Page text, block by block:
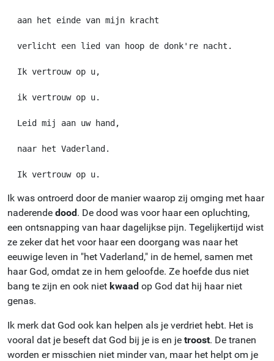
  aan het einde van mijn kracht
  verlicht een lied van hoop de donk're nacht.
  Ik vertrouw op u,
  ik vertrouw op u.
  Leid mij aan uw hand,
  naar het Vaderland.
Ik was ontroerd door de manier waarop zij omging met haar
naderende dood. De dood was voor haar een opluchting,
een ontsnapping van haar dagelijkse pijn. Tegelijkertijd wist
ze zeker dat het voor haar een doorgang was naar het
eeuwige leven in "het Vaderland," in de hemel, samen met
haar God, omdat ze in hem geloofde. Ze hoefde dus niet
bang te zijn en ook niet kwaad op God dat hij haar niet
genas.
Ik merk dat God ook kan helpen als je verdriet hebt. Het is
vooral dat je beseft dat God bij je is en je troost. De tranen
worden er misschien niet minder van, maar het helpt om je